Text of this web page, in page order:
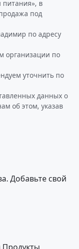
питания», в
под
по адресу
организации по
уточнить по
данных о
об этом, указав
Добавьте свой